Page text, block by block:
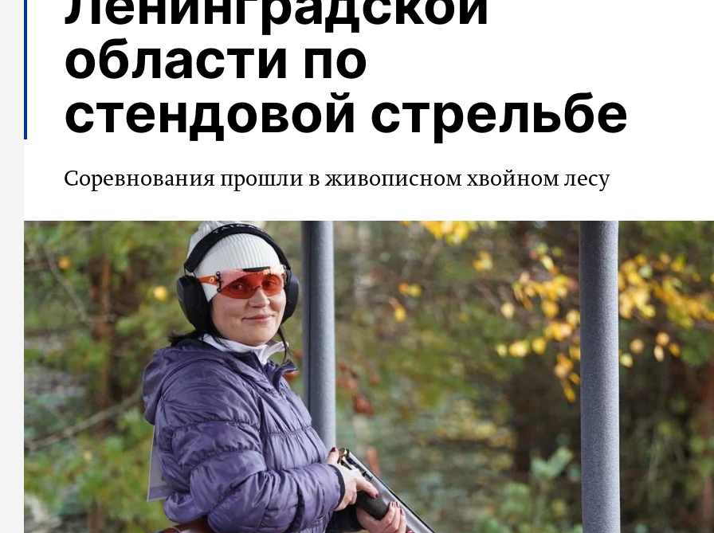
области по
стендовой стрельбе
Соревнования прошли в живописном хвойном лесу